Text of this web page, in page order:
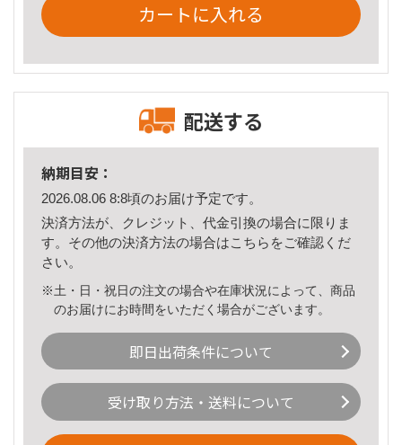
カートに入れる
配送する
納期目安：
2026.08.06 8:8頃のお届け予定です。
決済方法が、クレジット、代金引換の場合に限りま
す。その他の決済方法の場合はこちら をご確認くだ
さい。
※土・日・祝日の注文の場合や在庫状況によって、商品
のお届けにお時間をいただく場合がございます。
即日出荷条件について
受け取り方法・送料について